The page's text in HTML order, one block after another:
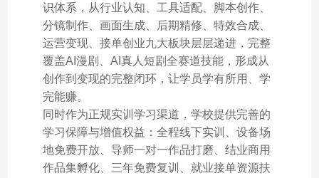
识体系，从行业认知、工具适配、脚本创作、
分镜制作、画面生成、后期精修、特效合成、
运营变现、接单创业九大板块层层递进，完整
覆盖AI漫剧、AI真人短剧全赛道技能，形成从
创作到变现的完整闭环，让学员学有所用、学
完能赚。
同时作为正规实训学习渠道，学校提供完善的
学习保障与增值权益：全程线下实训、设备场
地免费开放、导师一对一作品打磨、结业商用
作品集孵化、三年免费复训、就业接单资源扶